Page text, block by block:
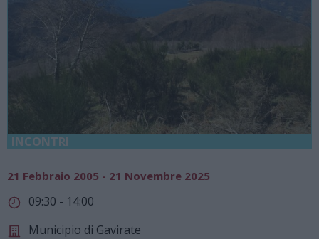
INCONTRI
21 Febbraio 2005 - 21 Novembre 2025
09:30 - 14:00
Municipio di Gavirate